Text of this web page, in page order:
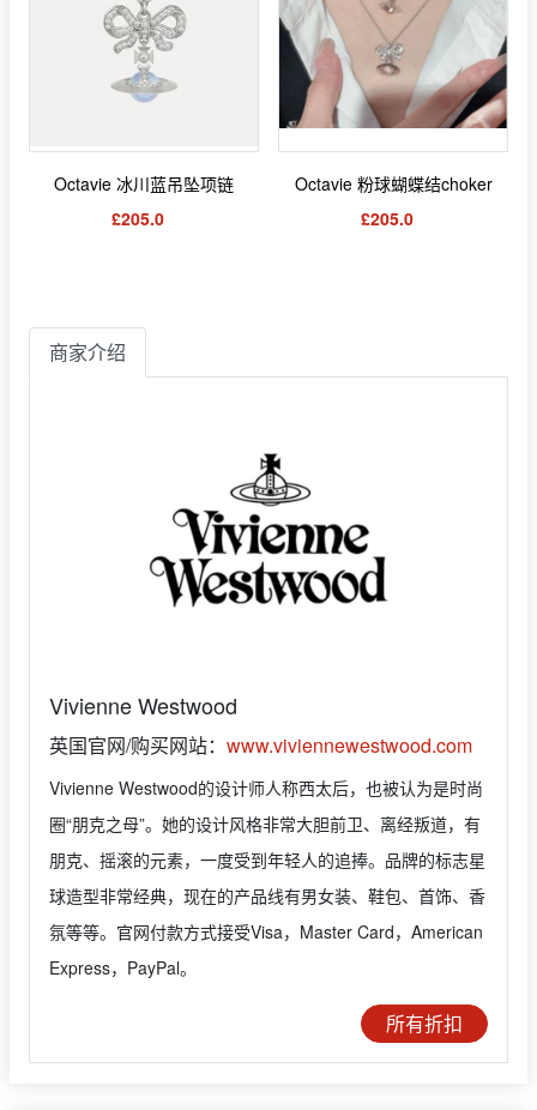
Octavie 冰川蓝吊坠项链
£205.0
Octavie 粉球蝴蝶结choker
£205.0
商家介绍
Vivienne Westwood
英国官网/购买网站： www.viviennewestwood.com
Vivienne Westwood的设计师人称西太后，也被认为是时尚
圈“朋克之母”。她的设计风格非常大胆前卫、离经叛道，有
朋克、摇滚的元素，一度受到年轻人的追捧。品牌的标志星
球造型非常经典，现在的产品线有男女装、鞋包、首饰、香
氛等等。官网付款方式接受Visa，Master Card，American
Express，PayPal。
所有折扣